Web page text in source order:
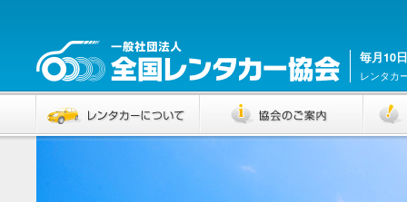
毎月10
レンタカ